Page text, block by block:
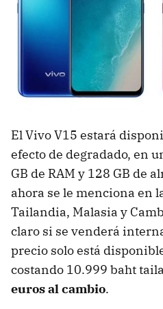
El Vivo V15 estará
efecto de degradado, en
GB de RAM y 128 GB de
ahora se le menciona en
Tailandia, Malasia y
claro si se venderá
precio solo está
costando 10.999 baht
euros al cambio.